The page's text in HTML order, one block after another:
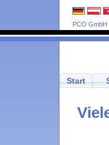
PCO GmbH
Start